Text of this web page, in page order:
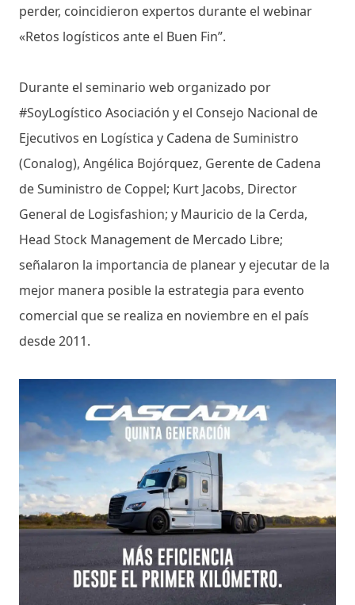
perder, coincidieron expertos durante el webinar
«Retos logísticos ante el Buen Fin”.
Durante el seminario web organizado por
#SoyLogístico Asociación y el Consejo Nacional de
Ejecutivos en Logística y Cadena de Suministro
(Conalog), Angélica Bojórquez, Gerente de Cadena
de Suministro de Coppel; Kurt Jacobs, Director
General de Logisfashion; y Mauricio de la Cerda,
Head Stock Management de Mercado Libre;
señalaron la importancia de planear y ejecutar de la
mejor manera posible la estrategia para evento
comercial que se realiza en noviembre en el país
desde 2011.